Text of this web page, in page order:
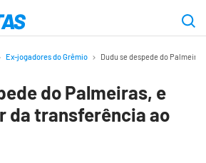
Ex-jogadores do Grêmio Dudu se despede do
do Palmeiras, e
da transferência ao